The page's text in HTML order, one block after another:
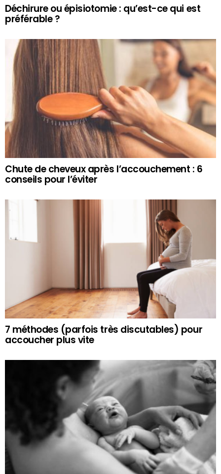
Déchirure ou épisiotomie : qu’est-ce qui est
préférable ?
Chute de cheveux après l’accouchement : 6
conseils pour l’éviter
7 méthodes (parfois très discutables) pour
accoucher plus vite